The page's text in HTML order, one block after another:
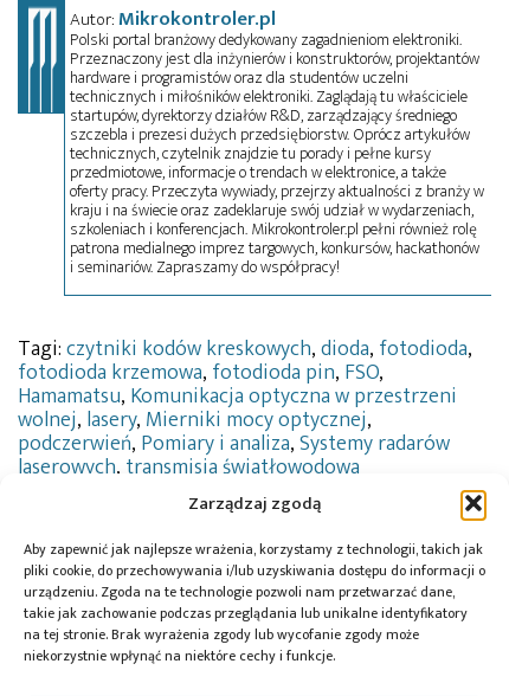
Zarządzaj zgodą
Aby zapewnić jak najlepsze wrażenia, korzystamy z technologii, takich jak
pliki cookie, do przechowywania i/lub uzyskiwania dostępu do informacji o
urządzeniu. Zgoda na te technologie pozwoli nam przetwarzać dane,
takie jak zachowanie podczas przeglądania lub unikalne identyfikatory
na tej stronie. Brak wyrażenia zgody lub wycofanie zgody może
niekorzystnie wpłynąć na niektóre cechy i funkcje.
Autor:Mikrokontroler.pl
Polski portal branżowy dedykowany zagadnieniom elektroniki.
Przeznaczony jest dla inżynierów i konstruktorów, projektantów
hardware i programistów oraz dla studentów uczelni
technicznych i miłośników elektroniki. Zaglądają tu właściciele
startupów, dyrektorzy działów R&D, zarządzający średniego
szczebla i prezesi dużych przedsiębiorstw. Oprócz artykułów
technicznych, czytelnik znajdzie tu porady i pełne kursy
przedmiotowe, informacje o trendach w elektronice, a także
oferty pracy. Przeczyta wywiady, przejrzy aktualności z branży w
kraju i na świecie oraz zadeklaruje swój udział w wydarzeniach,
szkoleniach i konferencjach. Mikrokontroler.pl pełni również rolę
patrona medialnego imprez targowych, konkursów, hackathonów
i seminariów. Zapraszamy do współpracy!
Tagi:czytniki kodów kreskowych,dioda, fotodioda,
fotodioda krzemowa, fotodioda pin, FSO,
Hamamatsu, Komunikacja optyczna w przestrzeni
wolnej, lasery, Mierniki mocy optycznej,
podczerwień, Pomiary i analiza,Systemy radarów
laserowych, transmisja światłowodowa
Przeczytaj również: